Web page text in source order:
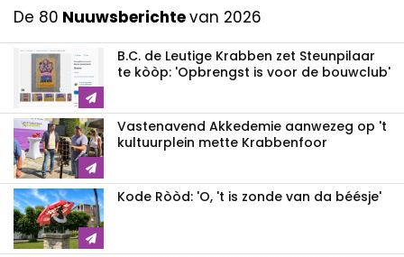
De 80 Nuuwsberichtevan 2026
B.C. de Leutige Krabben zet Steunpilaar
te kòòp: 'Opbrengst is voor de bouwclub'
Vastenavend Akkedemie aanwezeg op 't
kultuurplein mette Krabbenfoor
Kode Ròòd: 'O, 't is zonde van da béésje'